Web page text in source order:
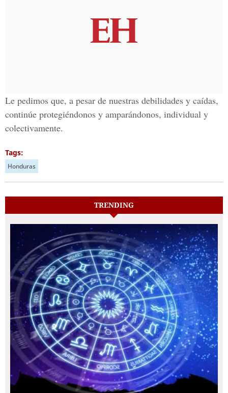
Le pedimos que, a pesar de nuestras debilidades y caídas,
continúe protegiéndonos y amparándonos, individual y
colectivamente.
Tags:
Honduras
TRENDING